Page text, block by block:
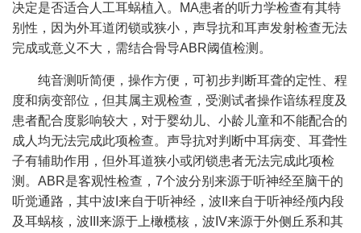
决定是否适合人工耳蜗植入。MA患者的听力学检查有其特
别性，因为外耳道闭锁或狭小，声导抗和耳声发射检查无法
完成或意义不大，需结合骨导ABR阈值检测。
纯音测听简便，操作方便，可初步判断耳聋的定性、程
度和病变部位，但其属主观检查，受测试者操作谙练程度及
患者配合度影响较大，对于婴幼儿、小龄儿童和不能配合的
成人均无法完成此项检查。声导抗对判断中耳病变、耳聋性
子有辅助作用，但外耳道狭小或闭锁患者无法完成此项检
测。ABR是客观性检查，7个波分别来源于听神经至脑干的
听觉通路，其中波I来自于听神经，波II来自于听神经颅内段
及耳蜗核，波III来源于上橄榄核，波IV来源于外侧丘系和其